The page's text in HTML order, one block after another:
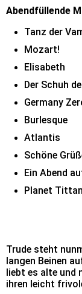
Abendfüllende
Tanz der
Mozart!
Elisabeth
Der Schuh
Germany
Burlesque
Atlantis
Schöne
Ein Abend
Planet
Trude steht
langen Beinen
liebt es alte und
ihren leicht